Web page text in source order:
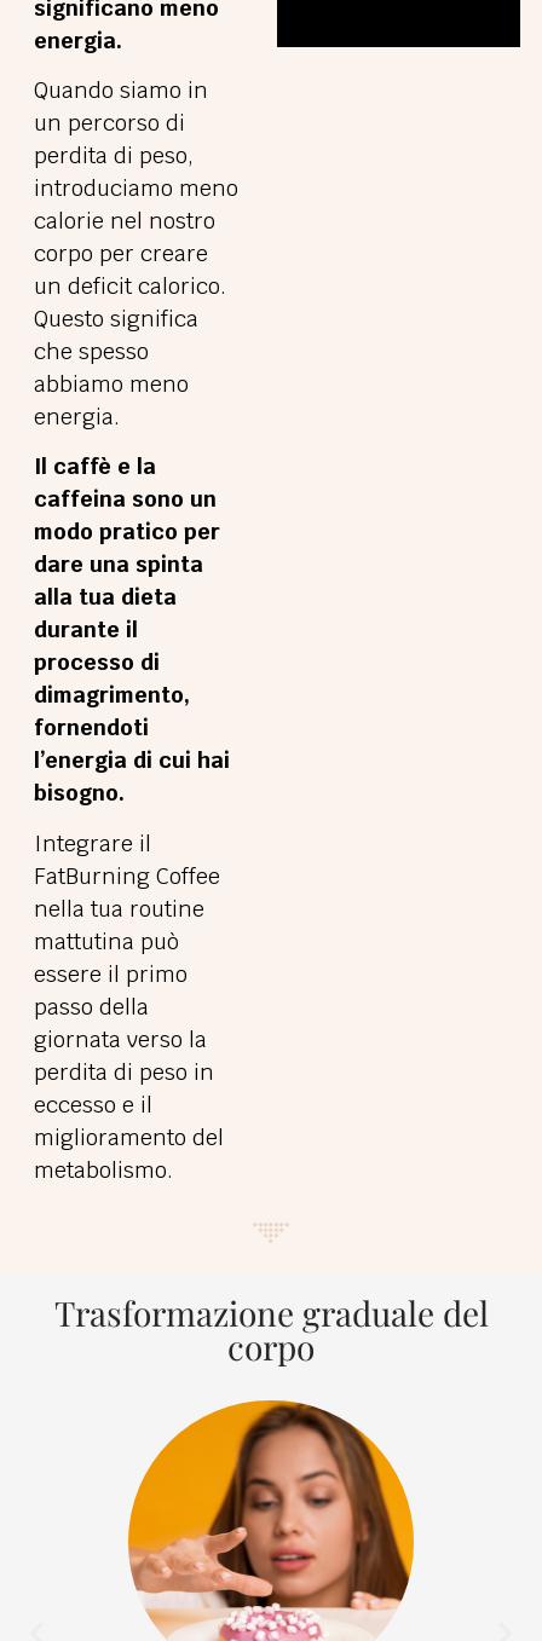
significano meno
energia.
Quando siamo in
un percorso di
perdita di peso,
introduciamo meno
calorie nel nostro
corpo per creare
un deficit calorico.
Questo significa
che spesso
abbiamo meno
energia.
Il caffè e la
caffeina sono un
modo pratico per
dare una spinta
alla tua dieta
durante il
processo di
dimagrimento,
fornendoti
l’energia di cui hai
bisogno.
Integrare il
FatBurning Coffee
nella tua routine
mattutina può
essere il primo
passo della
giornata verso la
perdita di peso in
eccesso e il
miglioramento del
metabolismo.
Trasformazione graduale del
corpo